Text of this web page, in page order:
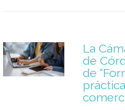
La
de
de